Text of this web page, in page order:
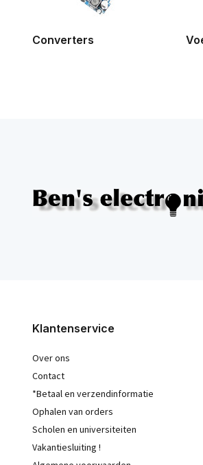
Converters
Klantenservice
Over ons
Contact
*Betaal en verzendinformatie
Ophalen van orders
Scholen en universiteiten
Vakantiesluiting !